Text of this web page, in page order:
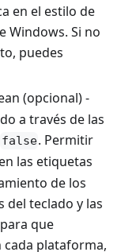
en el estilo de
Windows. Si no
puedes
(opcional) -
a través de las
false. Permitir
las etiquetas
de los
del teclado y las
que
plataforma,